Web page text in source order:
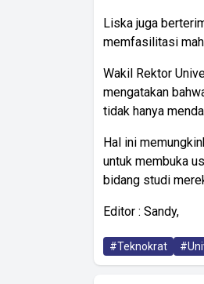
Liska juga
memfasilitasi
Wakil Rektor
mengatakan
tidak hanya
Hal ini
untuk membuka
bidang studi
Editor : Sandy,
#Teknokrat